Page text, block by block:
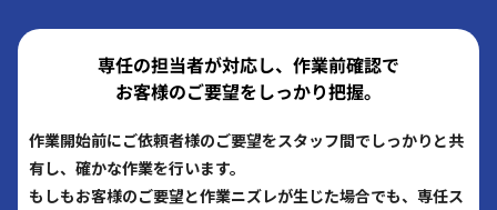
専任の担当者が対応し、作業前確認で
お客様のご要望をしっかり把握。
作業開始前にご依頼者様のご要望をスタッフ間でしっかりと共
有し、確かな作業を行います。
もしもお客様のご要望と作業ニズレが生じた場合でも、専任ス